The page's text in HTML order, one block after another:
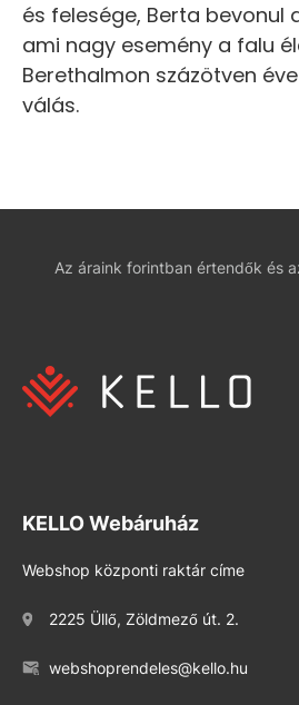
és felesége, Berta bevonul
ami nagy esemény a falu
Berethalmon százötven
válás.
Az áraink forintban értendők és
KELLO Webáruház
Webshop központi raktár címe
2225 Üllő, Zöldmező út. 2.
webshoprendeles@kello.hu